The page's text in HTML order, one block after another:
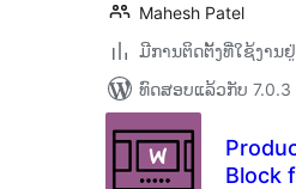
Mahesh Patel
ມີການຕິດຕັ້ງທີ່ໃຊ້ງານ
ທົດສອບແລ້ວກັບ 7.0.3
Block